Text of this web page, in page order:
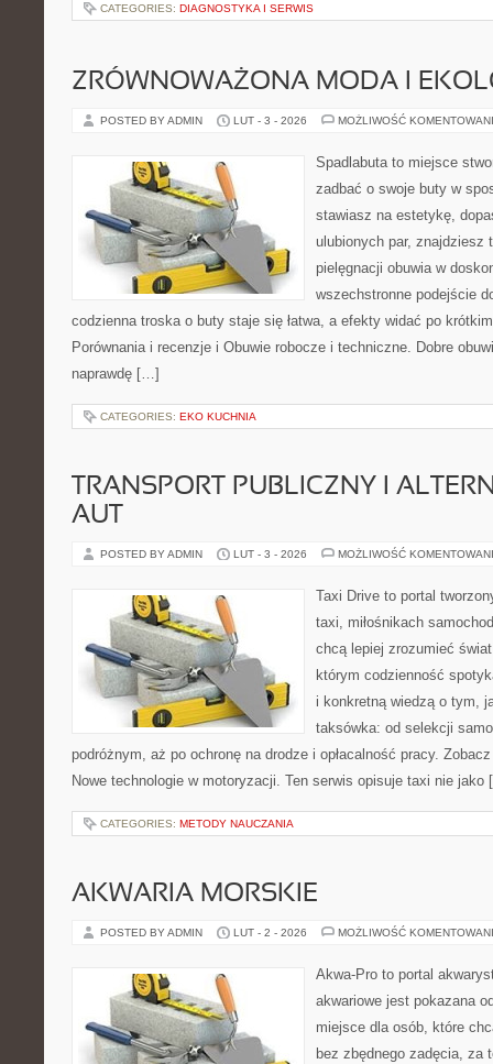
CATEGORIES: DIAGNOSTYKA I SERWIS
ZRÓWNOWAŻONA MODA I
POSTED BY ADMIN LUT - 3 - 2026 MOŻLIWOŚĆ
Spadlabuta to miejsce
zadbać o swoje buty w
stawiasz na estetykę,
ulubionych par, znajdziesz
pielęgnacji obuwia w
wszechstronne podejście
codzienna troska o buty staje się łatwa, a efekty widać po
Porównania i recenzje i Obuwie robocze i techniczne. Dobre
naprawdę […]
CATEGORIES: EKO KUCHNIA
TRANSPORT PUBLICZNY I
AUT
POSTED BY ADMIN LUT - 3 - 2026 MOŻLIWOŚĆ
Taxi Drive to portal
taxi, miłośnikach
chcą lepiej zrozumieć
którym codzienność
i konkretną wiedzą o tym,
taksówka: od selekcji
podróżnym, aż po ochronę na drodze i opłacalność pracy.
Nowe technologie w motoryzacji. Ten serwis opisuje taxi nie
CATEGORIES: METODY NAUCZANIA
AKWARIA MORSKIE
POSTED BY ADMIN LUT - 2 - 2026 MOŻLIWOŚĆ
Akwa-Pro to portal
akwariowe jest pokazana
miejsce dla osób, które
bez zbędnego zadęcia, za